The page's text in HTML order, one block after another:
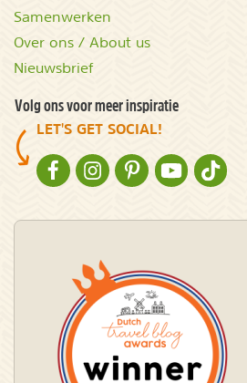
Samenwerken
Over ons / About us
Nieuwsbrief
Volg ons voor meer inspiratie
LET'S GET SOCIAL!
NATURESCANNER OP FACEBOOK
NATURESCANNER OP
NATURESCANNER